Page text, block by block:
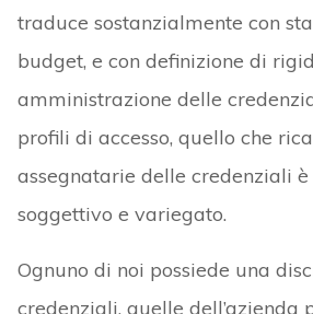
traduce sostanzialmente con
budget, e con definizione di
amministrazione delle
profili di accesso, quello che
assegnatarie delle credenziali
soggettivo e variegato.
Ognuno di noi possiede una
credenziali, quelle dell’azienda